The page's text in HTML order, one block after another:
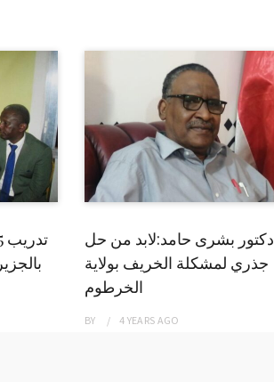
دكتور بشرى حامد:لابد من حل
جذري لمشكلة الخريف بولاية
الخرطوم
BY 4 YEARS AGO